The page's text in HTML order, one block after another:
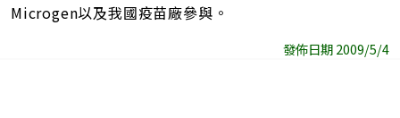
Microgen以及我國疫苗廠參與。
發佈日期 2009/5/4